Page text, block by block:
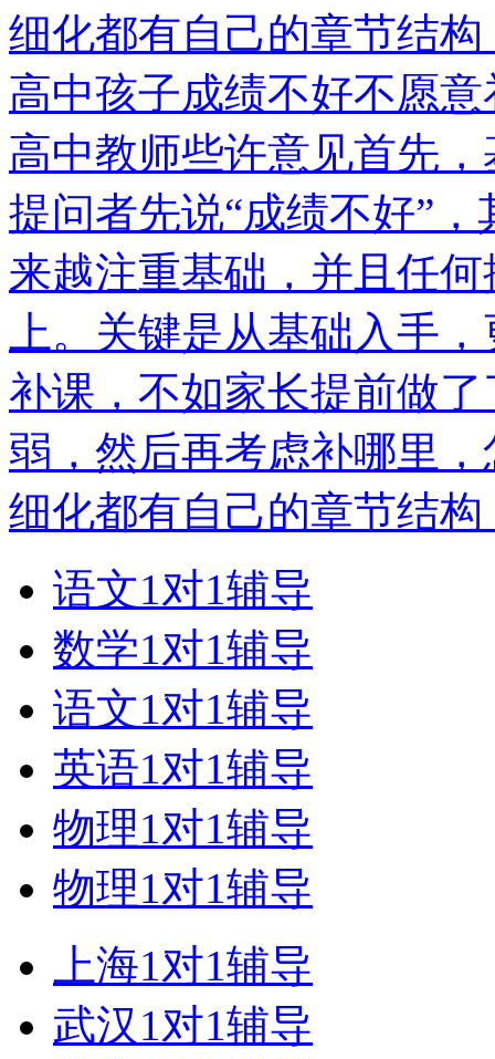
细化都有自己的章节结
高中孩子成绩不好不愿
高中教师些许意见首先
提问者先说“成绩不好”
来越注重基础，并且任
上。关键是从基础入手
补课，不如家长提前做
弱，然后再考虑补哪里
细化都有自己的章节结
语文1对1辅导
数学1对1辅导
语文1对1辅导
英语1对1辅导
物理1对1辅导
物理1对1辅导
上海1对1辅导
武汉1对1辅导